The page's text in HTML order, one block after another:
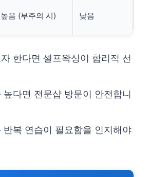
높음 (부주의 시) 낮음
한다면 셀프왁싱이 합리적 선
높다면 전문샵 방문이 안전합니
반복 연습이 필요함을 인지해야